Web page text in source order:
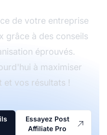
de votre entreprise
grâce à des conseils
éprouvés.
à maximiser
et vos résultats !
Essayez Post
Affiliate Pro